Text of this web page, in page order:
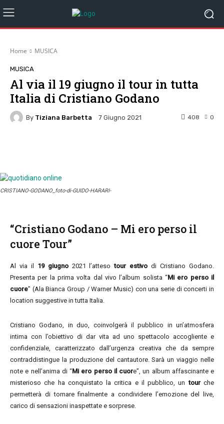
Home MUSICA
MUSICA
Al via il 19 giugno il tour in tutta
Italia di Cristiano Godano
By Tiziana Barbetta 7 Giugno 2021 0
408
CRISTIANO-GODANO_foto-di-GUIDO-HARARI-
“Cristiano Godano – Mi ero perso il
cuore Tour”
Al via il 19 giugno2021 l’attesotour estivo di Cristiano Godano.
Presenta per la prima volta dal vivo l’album solista “Mi ero perso il
cuore” (Ala Bianca Group / Warner Music) con una serie di concerti in
location suggestive in tutta Italia.
Cristiano Godano, in duo, coinvolgerà il pubblico in un’atmosfera
intima con l’obiettivo di dar vita ad uno spettacolo accogliente e
confidenziale, caratterizzato dall’urgenza creativa che da sempre
contraddistingue la produzione del cantautore. Sarà un viaggio nelle
note e nell’anima di “Mi ero perso il cuore”, un album affascinante e
misterioso che ha conquistato la critica e il pubblico, un tourche
permetterà di tornare finalmente a condividere l’emozione del live,
carico di sensazioni inaspettate e sorprese.